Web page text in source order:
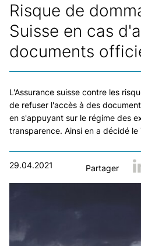
Risque de
Suisse en cas
documents
L'Assurance suisse contre les
de refuser l'accès à des
en s'appuyant sur le régime des
transparence. Ainsi en a décidé
29.04.2021 Partager